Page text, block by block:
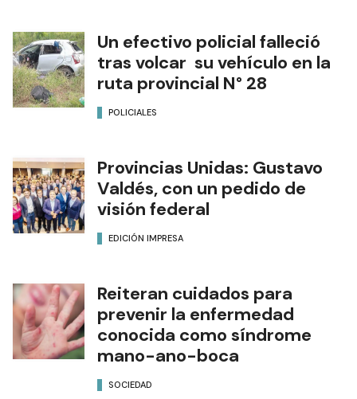
Un efectivo policial falleció
tras volcar su vehículo en la
ruta provincial N° 28
POLICIALES
Provincias Unidas: Gustavo
Valdés, con un pedido de
visión federal
EDICIÓN IMPRESA
Reiteran cuidados para
prevenir la enfermedad
conocida como síndrome
mano-ano-boca
SOCIEDAD